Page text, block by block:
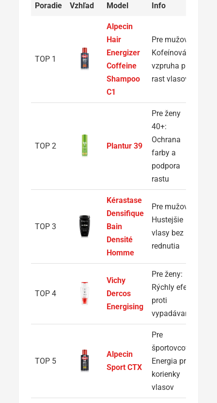
Poradie Vzhľad Model Info
TOP 1
Alpecin
Hair
Energizer
Coffeine
Shampoo
C1
Pre mužov:
Kofeínová
vzpruha pre
rast vlasov
TOP 2 Plantur 39
Pre ženy
40+:
Ochrana
farby a
podpora
rastu
TOP 3
Kérastase
Densifique
Bain
Densité
Homme
Pre mužov:
Hustejšie
vlasy bez
rednutia
TOP 4
Vichy
Dercos
Energising
Pre ženy:
Rýchly efekt
proti
vypadávaniu
TOP 5
Alpecin
Sport CTX
Pre
športovcov:
Energia pre
korienky
vlasov